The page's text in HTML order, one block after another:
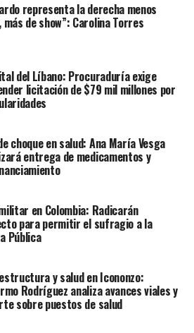
representa la derecha menos
más de show”: Carolina Torres
del Líbano: Procuraduría exige
licitación de $79 mil millones por
choque en salud: Ana María Vesga
entrega de medicamentos y
en Colombia: Radicarán
para permitir el sufragio a la
Pública
y salud en Icononzo:
Rodríguez analiza avances viales y
sobre puestos de salud